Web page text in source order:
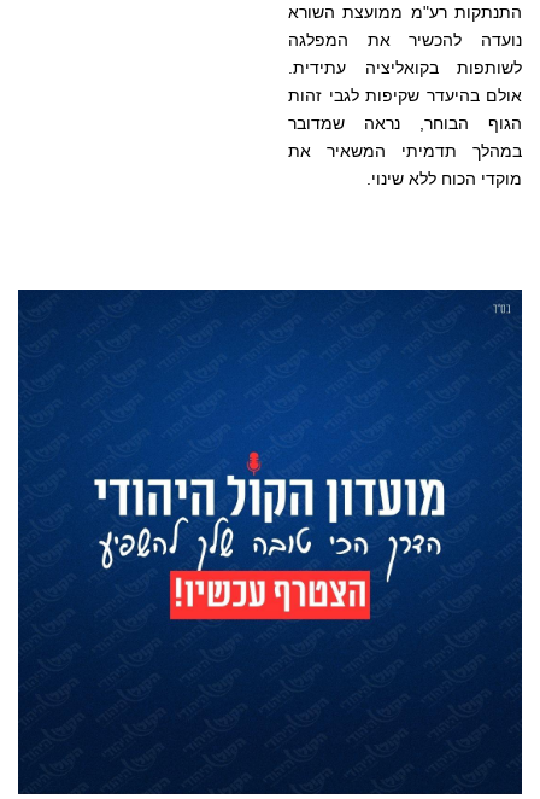
התנתקות רע"מ ממועצת השורא
נועדה להכשיר את המפלגה
לשותפות בקואליציה עתידית.
אולם בהיעדר שקיפות לגבי זהות
הגוף הבוחר, נראה שמדובר
במהלך תדמיתי המשאיר את
מוקדי הכוח ללא שינוי.